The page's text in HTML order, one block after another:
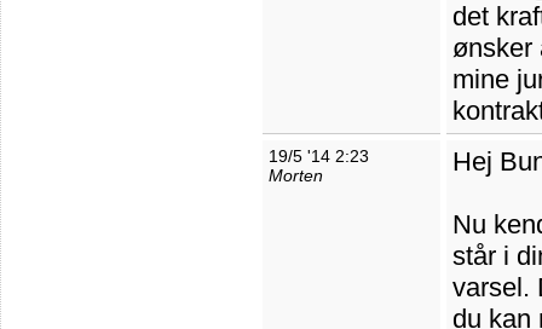
det
ønsker
mine
19/5 '14 2:23
Morten
Hej
Nu
står i
varsel.
du kan